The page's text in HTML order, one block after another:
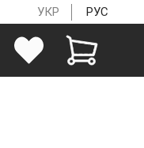
УКР РУС